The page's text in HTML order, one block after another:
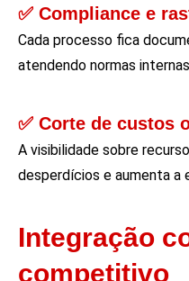
✅ Compliance e
Cada processo fica
atendendo normas
✅ Corte de custos
A visibilidade sobre
desperdícios e aumenta a
Integração
competitivo